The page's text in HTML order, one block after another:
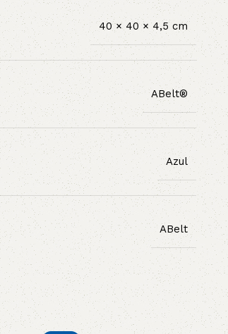
40 × 40 × 4,5 cm
ABelt®
Azul
ABelt